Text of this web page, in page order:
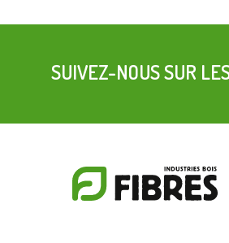
SUIVEZ-NOUS SUR